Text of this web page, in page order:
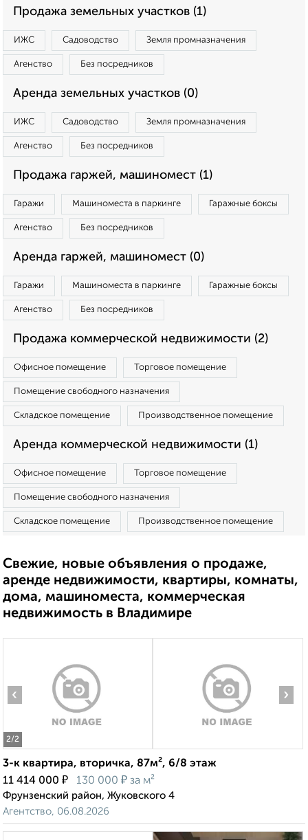
Продажа земельных участков (1)
ИЖС Садоводство Земля промназначения
Агенство Без посредников
Аренда земельных участков (0)
ИЖС Садоводство Земля промназначения
Агенство Без посредников
Продажа гаржей, машиномест (1)
Гаражи Машиноместа в паркинге Гаражные боксы
Агенство Без посредников
Аренда гаржей, машиномест (0)
Гаражи Машиноместа в паркинге Гаражные боксы
Агенство Без посредников
Продажа коммерческой недвижимости (2)
Офисное помещение Торговое помещение
Помещение свободного назначения
Складское помещение Производственное помещение
Аренда коммерческой недвижимости (1)
Офисное помещение Торговое помещение
Помещение свободного назначения
Складское помещение Производственное помещение
Свежие, новые объявления о продаже,
аренде недвижимости, квартиры, комнаты,
дома, машиноместа, коммерческая
недвижимость в Владимире
2/2
‹ ›
3-к квартира, вторичка, 87м², 6/8 этаж
11 414 000 ₽ 130 000 ₽ за м²
Фрунзенский район, Жуковского 4
Агентство, 06.08.2026